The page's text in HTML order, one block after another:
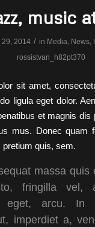
music
29, 2014 / in Media, News,
rossistvan_h82pt370
sit amet,
ligula eget dolor.
et magnis dis
mus. Donec quam
pretium quis, sem.
massa quis
fringilla vel,
eget, arcu. In
imperdiet a,